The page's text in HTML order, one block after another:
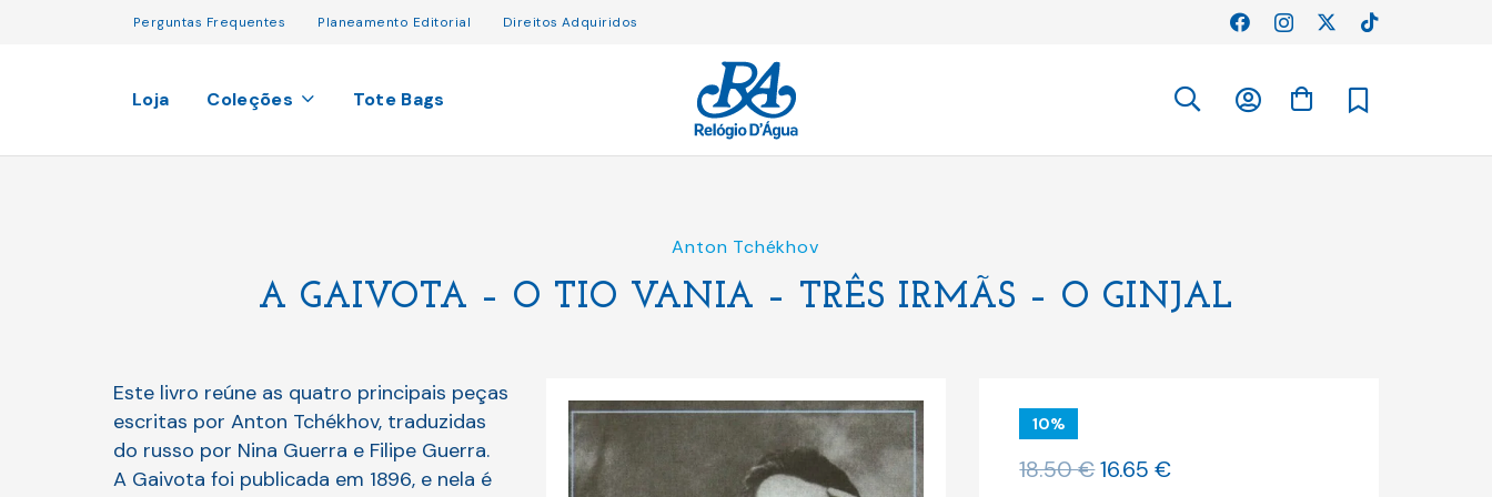
Perguntas Frequentes Planeamento Editorial Direitos Adquiridos
Loja Coleções Tote Bags
Anton Tchékhov
A GAIVOTA – O TIO VANIA – TRÊS IRMÃS – O GINJAL
Este livro reúne as quatro principais peças
escritas por Anton Tchékhov, traduzidas
do russo por Nina Guerra e Filipe Guerra.
A Gaivota foi publicada em 1896, e nela é
10%
18.50€O
16.65€O